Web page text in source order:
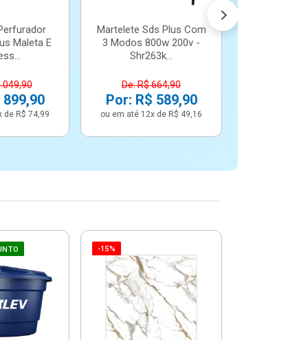
Maleta E
de R$ 74,99
Martelete Sds Plus Com
3 Modos 800w 200v -
Shr263k...
De: R$ 664,90
Por: R$ 589,90
ou em até 12x de R$ 49,16
-15%